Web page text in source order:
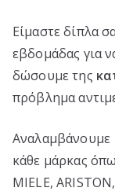
Είμαστε δίπλα
εβδομάδας για
δώσουμε της
πρόβλημα
Αναλαμβάνουμε
κάθε μάρκας
MIELE,